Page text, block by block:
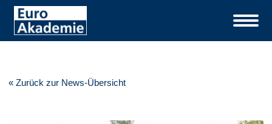
« Zurück zur News-Übersicht